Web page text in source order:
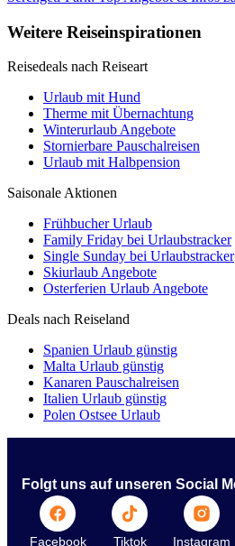
Weitere Reiseinspirationen
Reisedeals nach Reiseart
Urlaub mit Hund
Therme mit Übernachtung
Winterurlaub Angebote
Stornierbare Pauschalreisen
Urlaub mit Halbpension
Saisonale Aktionen
Frühbucher Urlaub
Family Friday bei Urlaubstracker
Single Sunday bei Urlaubstracker
Skiurlaub Angebote
Osterferien Urlaub Angebote
Deals nach Reiseland
Spanien Urlaub günstig
Malta Urlaub günstig
Kanaren Pauschalreisen
Italien Urlaub günstig
Polen Ostsee Urlaub